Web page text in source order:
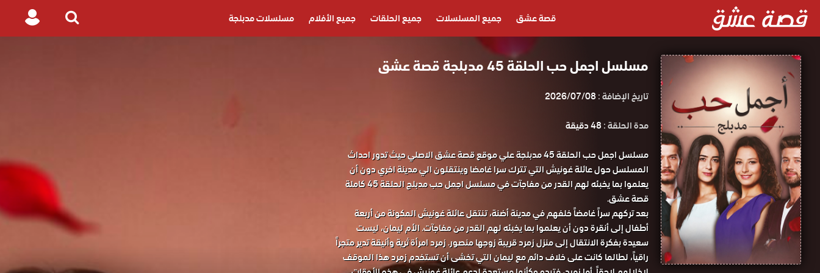
قصة عشق جميع المسلسلات جميع الحلقات جميع الأفلام مسلسلات مدبلجة
Search
Login
مسلسل اجمل حب الحلقة 45 مدبلجة قصة عشق
تاريخ الإضافة :2026/07/08
مدة الحلقة :48 دقيقة
مسلسل اجمل حب الحلقة 45 مدبلجة علي موقع قصة عشق الاصلي حيث تدور احداث
المسلسل حول عائلة غونيش التي تترك سرا غامضا وينتقلون الي مدينة اخري دون أن
يعلموا بما يخبئه لهم القدر من مفاجآت في مسلسل اجمل حب مدبلج الحلقة 45 كاملة
قصة عشق.
بعد تركهم سراً غامضاً خلفهم في مدينة أضنة، تنتقل عائلة غونيش المكونة من أربعة
أطفال إلى أنقرة دون أن يعلموا بما يخبئه لهم القدر من مفاجآت. الأم ليمان، ليست
سعيدة بفكرة الانتقال إلى منزل زمرد قريبة زوجها منصور. زمرد امرأة ثرية وأنيقة تدير متجراً
راقياً، لطالما كانت على خلاف دائم مع ليمان التي تخشى أن تستخدم زمرد هذا الموقف